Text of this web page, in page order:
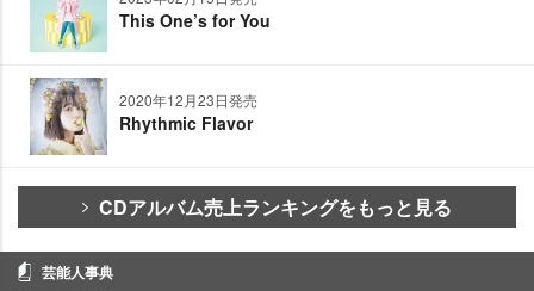
This One’s for You
2020年12月23日発売
Rhythmic Flavor
CDアルバム売上ランキングをもっと見る
芸能人事典